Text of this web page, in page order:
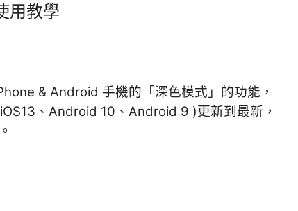
用教學
& Android 手機的「深色模式」的功能，
、Android 10、Android 9 )更新到最新，